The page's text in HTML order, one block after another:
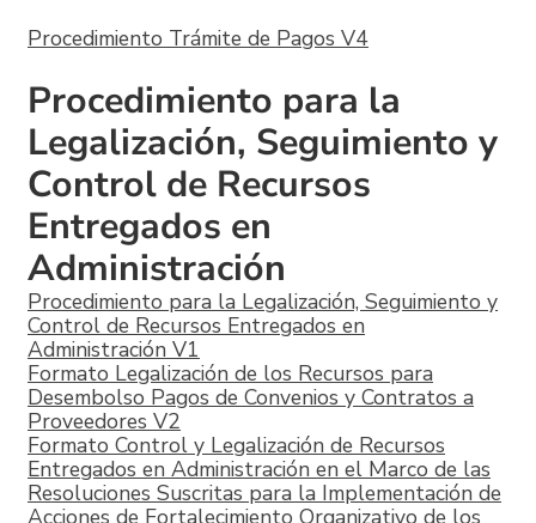
Procedimiento Trámite de Pagos V4
Procedimiento para la
Legalización, Seguimiento y
Control de Recursos
Entregados en
Administración
Procedimiento para la Legalización, Seguimiento y
Control de Recursos Entregados en
Administración V1
Formato Legalización de los Recursos para
Desembolso Pagos de Convenios y Contratos a
Proveedores V2
Formato Control y Legalización de Recursos
Entregados en Administración en el Marco de las
Resoluciones Suscritas para la Implementación de